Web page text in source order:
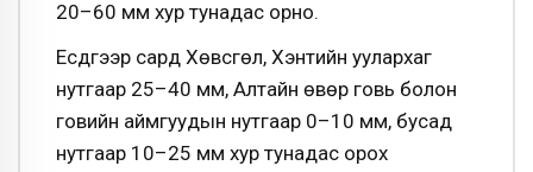
20–60 мм хур тунадас орно.
Есдүгээр сард Хөвсгөл, Хэнтийн уулархаг
нутгаар 25–40 мм, Алтайн өвөр говь болон
говийн аймгуудын нутгаар 0–10 мм, бусад
нутгаар 10–25 мм хур тунадас орох